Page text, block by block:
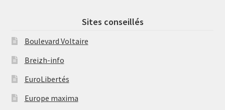
Sites conseillés
Boulevard Voltaire
Breizh-info
EuroLibertés
Europe maxima